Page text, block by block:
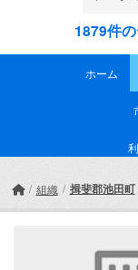
1879件
ホーム
組織 揖斐郡池田町